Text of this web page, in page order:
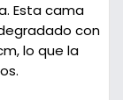
Esta cama
con
lo que la